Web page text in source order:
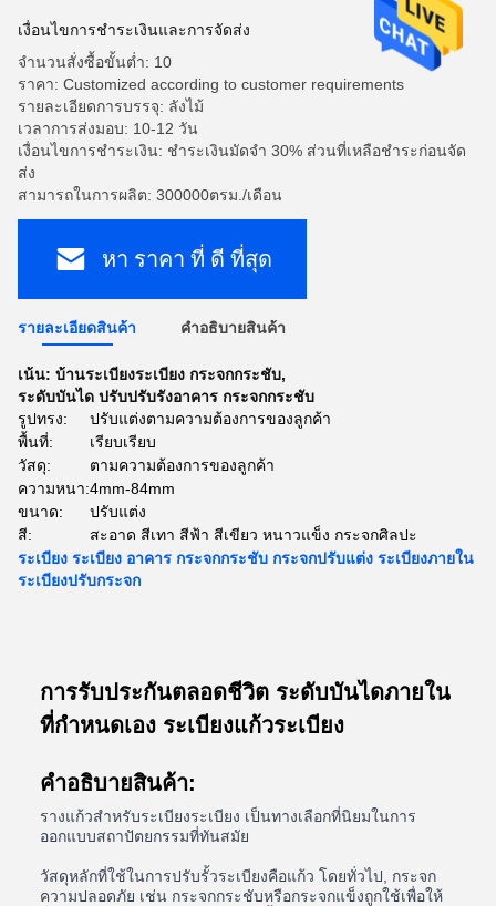
เงื่อนไขการชําระเงินและการจัดส่ง
จำนวนสั่งซื้อขั้นต่ำ: 10
ราคา: Customized according to customer requirements
รายละเอียดการบรรจุ: ลังไม้
เวลาการส่งมอบ: 10-12 วัน
เงื่อนไขการชำระเงิน: ชำระเงินมัดจำ 30% ส่วนที่เหลือชำระก่อนจัด
ส่ง
สามารถในการผลิต: 300000ตรม./เดือน
หา ราคา ที่ ดี ที่สุด
รายละเอียดสินค้า คําอธิบายสินค้า
เน้น: บ้านระเบียงระเบียง กระจกกระชับ,
ระดับบันได ปรับปรับรังอาคาร กระจกกระชับ
รูปทรง:
ปรับแต่งตามความต้องการของลูกค้า
พื้นที่:
เรียบเรียบ
วัสดุ:
ตามความต้องการของลูกค้า
ความหนา:4mm-84mm
ขนาด:
ปรับแต่ง
สี:
สะอาด สีเทา สีฟ้า สีเขียว หนาวแข็ง กระจกศิลปะ
ระเบียง ระเบียง อาคาร กระจกกระชับ กระจกปรับแต่ง ระเบียงภายใน
ระเบียงปรับกระจก
การรับประกันตลอดชีวิต ระดับบันไดภายใน
ที่กําหนดเอง ระเบียงแก้วระเบียง
คําอธิบายสินค้า:
รางแก้วสําหรับระเบียงระเบียง เป็นทางเลือกที่นิยมในการ
ออกแบบสถาปัตยกรรมที่ทันสมัย
วัสดุหลักที่ใช้ในการปรับรั้วระเบียงคือแก้ว โดยทั่วไป, กระจก
ความปลอดภัย เช่น กระจกกระชับหรือกระจกแข็งถูกใช้เพื่อให้